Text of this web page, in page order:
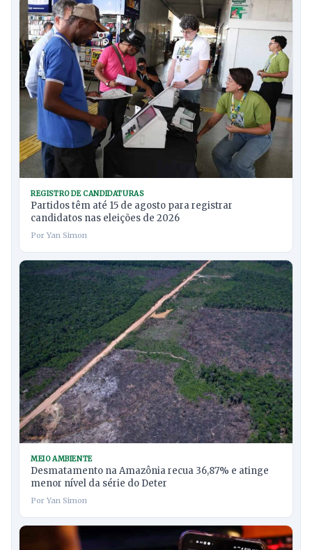
REGISTRO DE CANDIDATURAS
Partidos têm até 15 de agosto para registrar
candidatos nas eleições de 2026
Por Yan Simon
MEIO AMBIENTE
Desmatamento na Amazônia recua 36,87% e atinge
menor nível da série do Deter
Por Yan Simon